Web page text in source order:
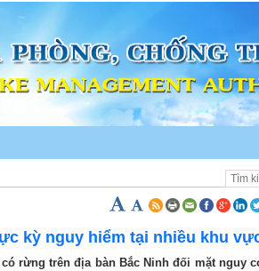
kỳ nguy hiểm tại nhiều khu
rừng trên địa bàn Bắc Ninh đối mặt nguy